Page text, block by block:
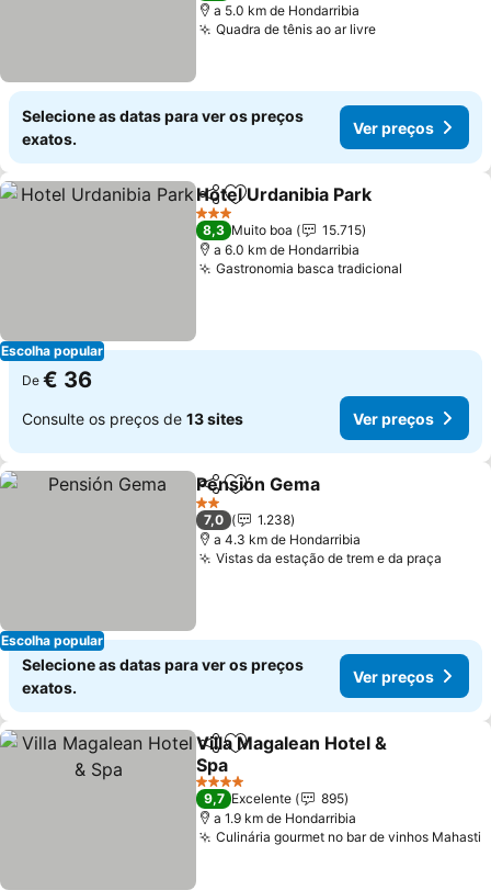
a 5.0 km de Hondarribia
Quadra de tênis ao ar livre
Selecione as datas para ver os preços
exatos.
Ver preços
Escolha popular
PartilharAdicionar aos favoritos
Hotel Urdanibia Park
3 Estrelas
8,3 Muito boa
15.715
a 6.0 km de Hondarribia
Gastronomia basca tradicional
De € 36
Consulte os preços de 13 sites Ver preços
Escolha popular
PartilharAdicionar aos favoritos
Pensión Gema
2 Estrelas
7,0
1.238
a 4.3 km de Hondarribia
Vistas da estação de trem e da praça
Selecione as datas para ver os preços
exatos.
Ver preços
PartilharAdicionar aos favoritos
Villa Magalean Hotel &
Spa
4 Estrelas
9,7 Excelente
895
a 1.9 km de Hondarribia
Culinária gourmet no bar de vinhos Mahasti